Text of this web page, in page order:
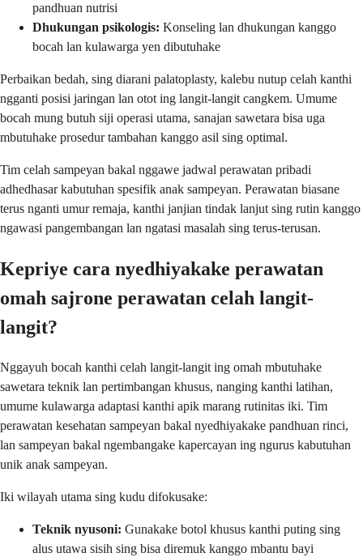
pandhuan nutrisi
Dhukungan psikologis: Konseling lan dhukungan kanggo
bocah lan kulawarga yen dibutuhake
Perbaikan bedah, sing diarani palatoplasty, kalebu nutup celah kanthi
ngganti posisi jaringan lan otot ing langit-langit cangkem. Umume
bocah mung butuh siji operasi utama, sanajan sawetara bisa uga
mbutuhake prosedur tambahan kanggo asil sing optimal.
Tim celah sampeyan bakal nggawe jadwal perawatan pribadi
adhedhasar kabutuhan spesifik anak sampeyan. Perawatan biasane
terus nganti umur remaja, kanthi janjian tindak lanjut sing rutin kanggo
ngawasi pangembangan lan ngatasi masalah sing terus-terusan.
Kepriye cara nyedhiyakake perawatan
omah sajrone perawatan celah langit-
langit?
Nggayuh bocah kanthi celah langit-langit ing omah mbutuhake
sawetara teknik lan pertimbangan khusus, nanging kanthi latihan,
umume kulawarga adaptasi kanthi apik marang rutinitas iki. Tim
perawatan kesehatan sampeyan bakal nyedhiyakake pandhuan rinci,
lan sampeyan bakal ngembangake kapercayan ing ngurus kabutuhan
unik anak sampeyan.
Iki wilayah utama sing kudu difokusake:
Teknik nyusoni: Gunakake botol khusus kanthi puting sing
alus utawa sisih sing bisa diremuk kanggo mbantu bayi